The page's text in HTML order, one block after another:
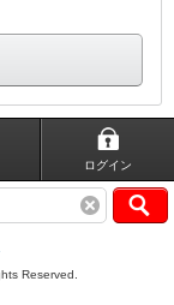
ログイン
Reserved.